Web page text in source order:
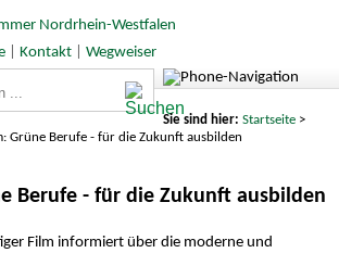
| Kontakt| Wegweiser
Sie sind hier: Startseite>
Grüne Berufe - für die Zukunft ausbilden
Berufe - für die Zukunft ausbilden
Film informiert über die moderne und